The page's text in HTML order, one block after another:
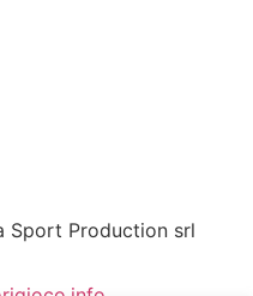
Production srl